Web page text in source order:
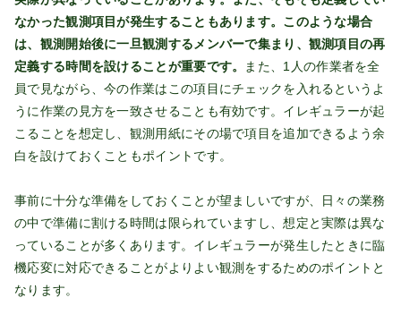
なかった観測項目が発生することもあります。このような場合
は、観測開始後に一旦観測するメンバーで集まり、観測項目の再
定義する時間を設けることが重要です。
また、1人の作業者を全
員で見ながら、今の作業はこの項目にチェックを入れるというよ
うに作業の見方を一致させることも有効です。イレギュラーが起
こることを想定し、観測用紙にその場で項目を追加できるよう余
白を設けておくこともポイントです。
事前に十分な準備をしておくことが望ましいですが、日々の業務
の中で準備に割ける時間は限られていますし、想定と実際は異な
っていることが多くあります。イレギュラーが発生したときに臨
機応変に対応できることがよりよい観測をするためのポイントと
なります。